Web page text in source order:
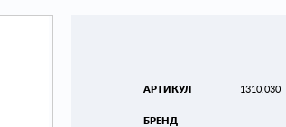
АРТИКУЛ
БРЕНД
1310.030